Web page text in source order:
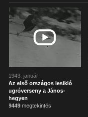
1943. január
Az első országos lesikló
ugróverseny a János-
hegyen
9449 megtekintés